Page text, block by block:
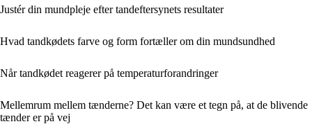
Justér din mundpleje efter tandeftersynets resultater
Hvad tandkødets farve og form fortæller om din mundsundhed
Når tandkødet reagerer på temperaturforandringer
Mellemrum mellem tænderne? Det kan være et tegn på, at de blivende
tænder er på vej